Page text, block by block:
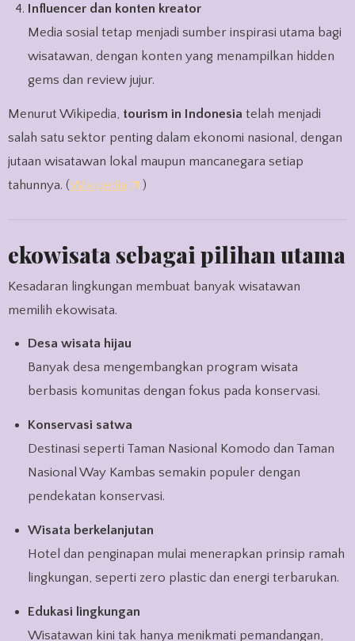
Influencer dan konten kreator
Media sosial tetap menjadi sumber inspirasi utama bagi
wisatawan, dengan konten yang menampilkan hidden
gems dan review jujur.
Menurut Wikipedia, tourism in Indonesia telah menjadi
salah satu sektor penting dalam ekonomi nasional, dengan
jutaan wisatawan lokal maupun mancanegara setiap
tahunnya. (Wikipedia )
ekowisata sebagai pilihan utama
Kesadaran lingkungan membuat banyak wisatawan
memilih ekowisata.
Desa wisata hijau
Banyak desa mengembangkan program wisata
berbasis komunitas dengan fokus pada konservasi.
Konservasi satwa
Destinasi seperti Taman Nasional Komodo dan Taman
Nasional Way Kambas semakin populer dengan
pendekatan konservasi.
Wisata berkelanjutan
Hotel dan penginapan mulai menerapkan prinsip ramah
lingkungan, seperti zero plastic dan energi terbarukan.
Edukasi lingkungan
Wisatawan kini tak hanya menikmati pemandangan,